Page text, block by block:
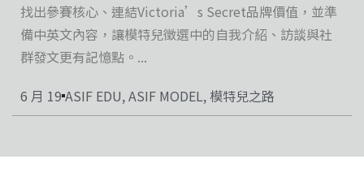
找出參賽核心、連結Victoria’s Secret品牌價值，並準
備中英文內容，讓模特兒徵選中的自我介紹、訪談與社
群發文更有記憶點。...
6 月 19 ASIF EDU,ASIF MODEL,模特兒之路